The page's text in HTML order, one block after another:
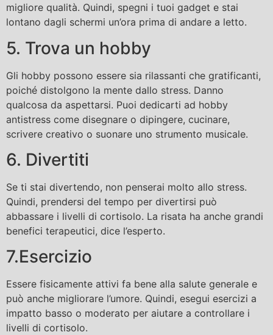
migliore qualità. Quindi, spegni i tuoi gadget e stai
lontano dagli schermi un’ora prima di andare a letto.
5. Trova un hobby
Gli hobby possono essere sia rilassanti che gratificanti,
poiché distolgono la mente dallo stress. Danno
qualcosa da aspettarsi. Puoi dedicarti ad hobby
antistress come disegnare o dipingere, cucinare,
scrivere creativo o suonare uno strumento musicale.
6. Divertiti
Se ti stai divertendo, non penserai molto allo stress.
Quindi, prendersi del tempo per divertirsi può
abbassare i livelli di cortisolo. La risata ha anche grandi
benefici terapeutici, dice l’esperto.
7.Esercizio
Essere fisicamente attivi fa bene alla salute generale e
può anche migliorare l’umore. Quindi, esegui esercizi a
impatto basso o moderato per aiutare a controllare i
livelli di cortisolo.